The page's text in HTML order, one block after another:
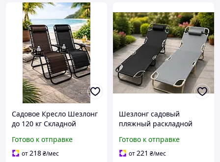
Садовое Кресло Шезлонг
до 120 кг Cкладной
Gravity XXL
Готово к отправке
от218₴/мес
Шезлонг садовый
пляжный раскладной
лежак / Раскладной
шезлонг с подголовником
Готово к отправке
от221 ₴/мес